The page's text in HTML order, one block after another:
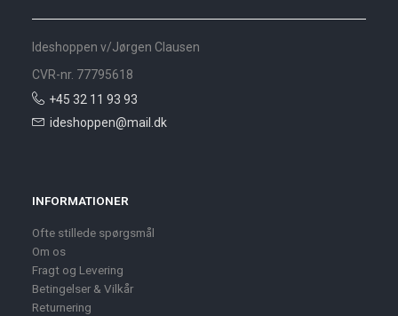
Ideshoppen v/Jørgen Clausen
CVR-nr. 77795618
+45 32 11 93 93
ideshoppen@mail.dk
INFORMATIONER
Ofte stillede spørgsmål
Om os
Fragt og Levering
Betingelser & Vilkår
Returnering